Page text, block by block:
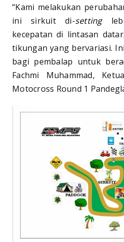
“Kami melakukan
ini sirkuit di-setting
kecepatan di lintasan
tikungan yang bervariasi.
bagi pembalap untuk
Fachmi Muhammad,
Motocross Round 1